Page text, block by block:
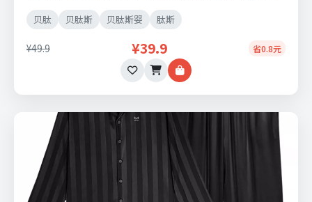
贝肽 贝肽斯 贝肽斯婴 肽斯
¥49.9 ¥39.9 省0.8元